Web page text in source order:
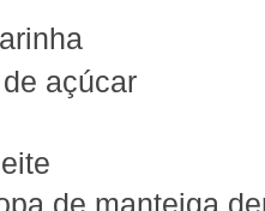
açúcar
de manteiga